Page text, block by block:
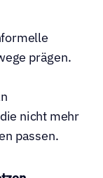
prägen.
nicht mehr
passen.